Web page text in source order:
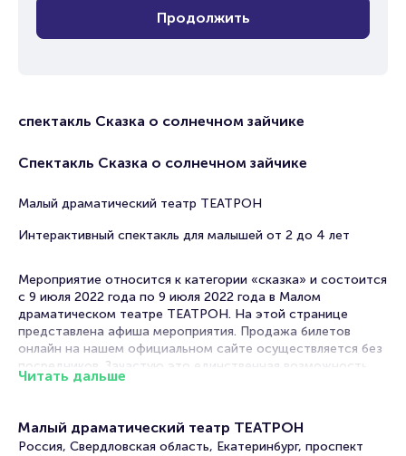
Продолжить
спектакль Сказка о солнечном зайчике
Спектакль Сказка о солнечном зайчике
Малый драматический театр ТЕАТРОН
Интерактивный спектакль для малышей от 2 до 4 лет
Мероприятие относится к категории «сказка» и состоится
с 9 июля 2022 года по 9 июля 2022 года в Малом
драматическом театре ТЕАТРОН. На этой странице
представлена афиша мероприятия. Продажа билетов
онлайн на нашем официальном сайте осуществляется без
посредников. Зачастую это единственная возможность
достать билет на Сказка.
Читать дальше
Малый драматический театр ТЕАТРОН
Россия, Свердловская область, Екатеринбург, проспект